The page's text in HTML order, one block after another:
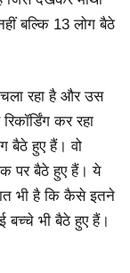
बल्कि 13 लोग बैठे
रहा है और उस
कर रहा
बैठे हुए हैं। वो
पर बैठे हुए हैं। ये
भी है कि कैसे इतने
बच्चे भी बैठे हुए हैं।